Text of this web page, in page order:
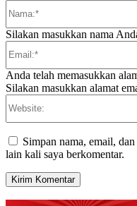
Silakan masukkan nama
Anda telah memasukkan
Silakan masukkan alamat
Simpan nama, email,
lain kali saya berkomentar.